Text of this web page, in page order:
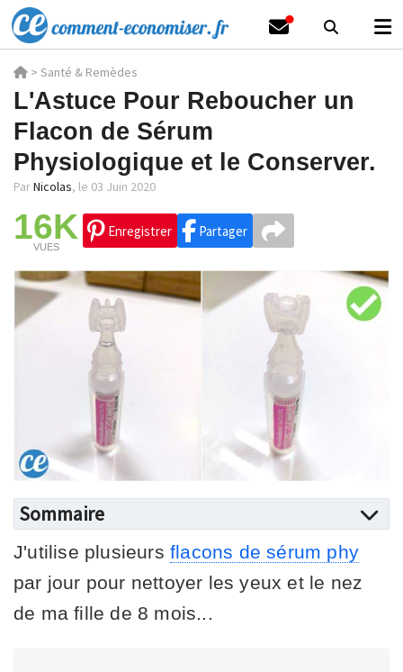
> Santé & Remèdes
L'Astuce Pour Reboucher un
Flacon de Sérum
Physiologique et le Conserver.
ParNicolas, le 03 Juin 2020
16K
VUES
Enregistrer Partager
Sommaire
J'utilise plusieurs flacons de sérum phy
par jour pour nettoyer les yeux et le nez
de ma fille de 8 mois...